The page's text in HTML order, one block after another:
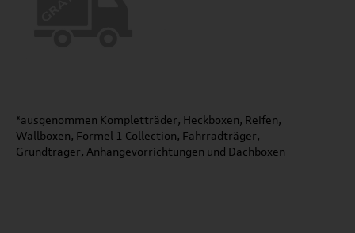
*ausgenommen Kompletträder, Heckboxen, Reifen,
Wallboxen, Formel 1 Collection, Fahrradträger,
Grundträger, Anhängevorrichtungen und Dachboxen